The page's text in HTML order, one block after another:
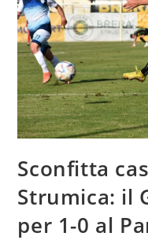
Sconfitta
Strumica: il
per 1-0 al